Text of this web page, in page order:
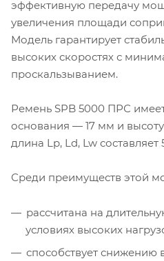
эффективную передачу
увеличения площади
Модель гарантирует
высоких скоростях с
проскальзыванием.
Ремень SPB 5000 ПРС
основания — 17 мм и
длина Lp, Ld, Lw
Среди преимуществ этой
рассчитана на
условиях высоких
способствует снижению